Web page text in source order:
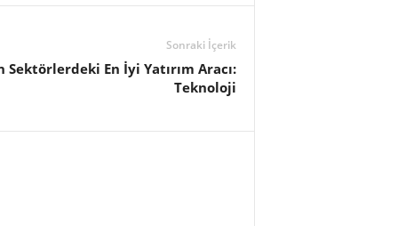
Sonraki İçerik
Sektörlerdeki En İyi Yatırım Aracı:
Teknoloji